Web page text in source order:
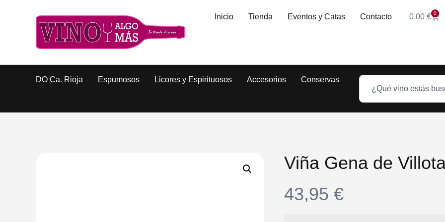
Inicio Tienda Eventos y Catas Contacto 0,00 € 0
DO Ca. Rioja Espumosos Licores y Espirituosos Accesorios Conservas
Viña Gena de
43,95 €